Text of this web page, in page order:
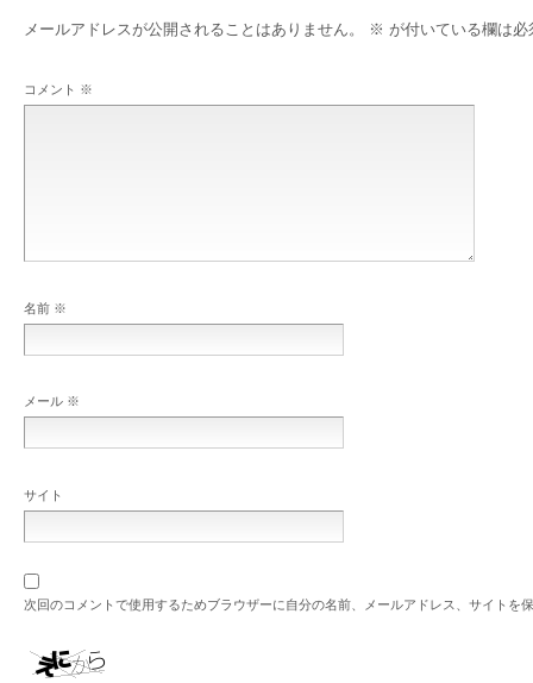
メールアドレスが公開されることはありません。 ※ が付いている欄は必
コメント ※
名前 ※
メール ※
サイト
次回のコメントで使用するためブラウザーに自分の名前、メールアドレス、サイトを